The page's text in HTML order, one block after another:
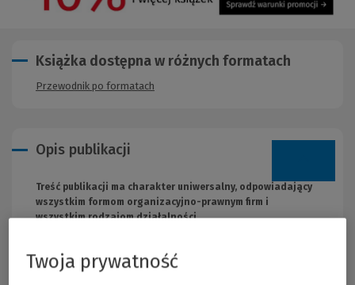
Opis publikacji
Treść publikacji ma charakter uniwersalny, odpowiadający
wszystkim formom organizacyjno-prawnym firm i
wszystkim rodzajom działalności.
gospodarczą ma obowiązek prowadzenia ewidencji uproszczonej
Książka dostępna w różnych formatach
Przewodnik po formatach
Twoja prywatność